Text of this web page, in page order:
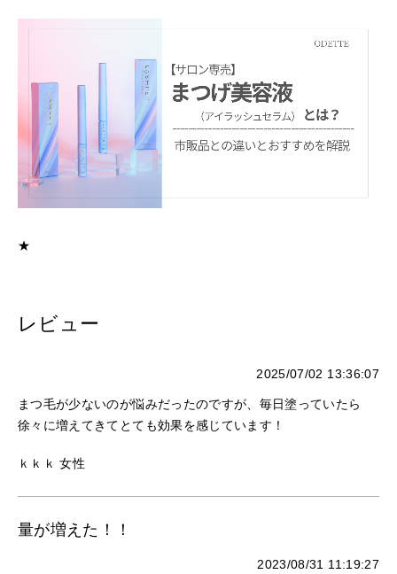
★
レビュー
2025/07/02 13:36:07
まつ毛が少ないのが悩みだったのですが、毎日塗っていたら
徐々に増えてきてとても効果を感じています！
ｋｋｋ 女性
量が増えた！！
2023/08/31 11:19:27